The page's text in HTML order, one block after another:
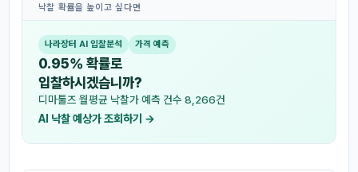
낙찰 확률을 높이고 싶다면
나라장터 AI 입찰분석 가격 예측
0.95% 확률로
입찰하시겠습니까?
디마툴즈 월평균 낙찰가 예측 건수 8,266건
AI 낙찰 예상가 조회하기 →